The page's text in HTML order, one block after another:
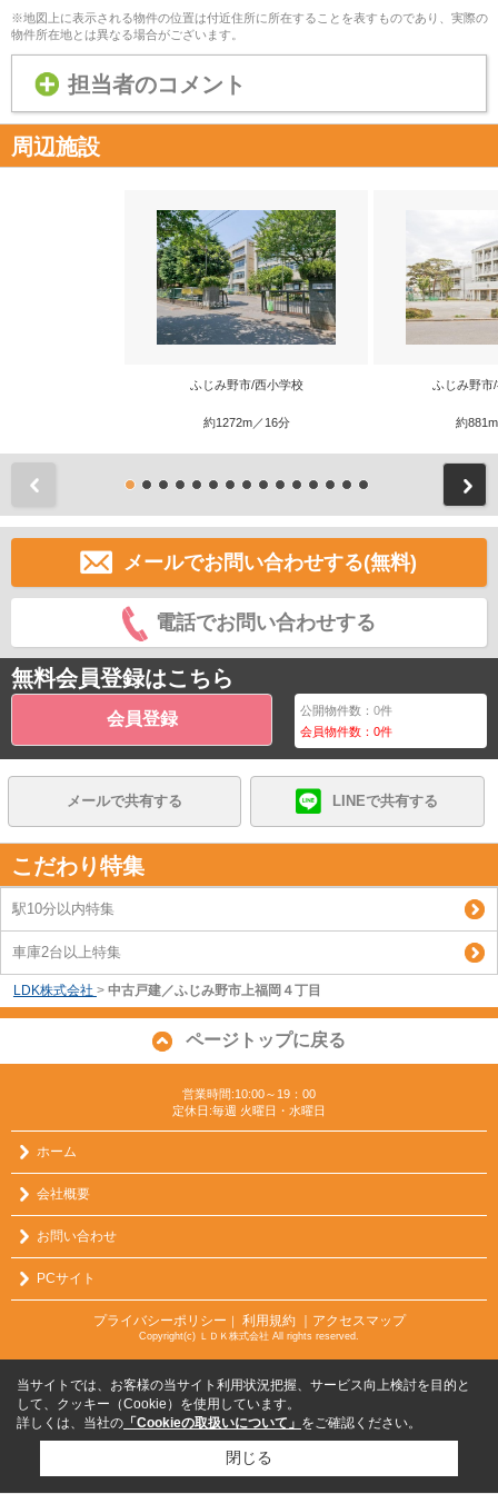
※地図上に表示される物件の位置は付近住所に所在することを表すものであり、実際の
物件所在地とは異なる場合がございます。
担当者のコメント
周辺施設
ふじみ野市/西小学校
約1272m／16分
ふじみ野市
約
メールでお問い合わせする(無料)
電話でお問い合わせする
無料会員登録はこちら
会員登録 公開物件数：0件
会員物件数：0件
メールで共有する LINEで共有する
こだわり特集
駅10分以内特集
車庫2台以上特集
LDK株式会社 > 中古戸建／ふじみ野市上福岡４丁目
ページトップに戻る
営業時間:10:00～19：00
定休日:毎週 火曜日・水曜日
ホーム
会社概要
お問い合わせ
PCサイト
プライバシーポリシー ｜ 利用規約 ｜アクセスマップ
Copyright(c) ＬＤＫ株式会社 All rights reserved.
当サイトでは、お客様の当サイト利用状況把握、サービス向上検討を目的と
して、クッキー（Cookie）を使用しています。
詳しくは、当社の 「Cookieの取扱いについて」 をご確認ください。
閉じる